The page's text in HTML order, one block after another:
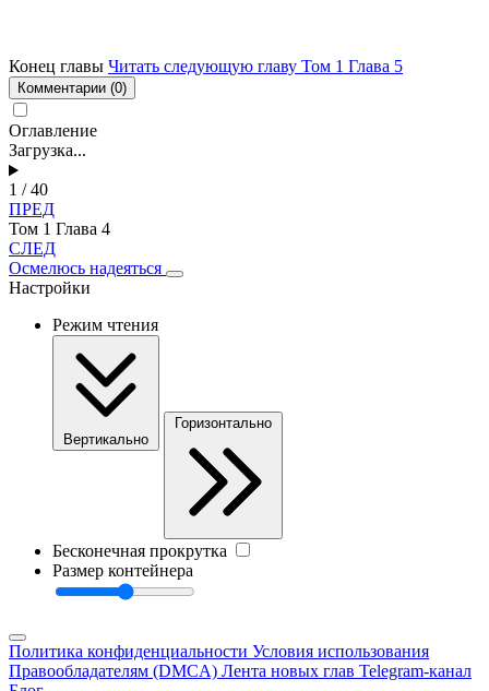
Конец главы Читать следующую главу Том 1 Глава 5
Комментарии (0)
Оглавление
Загрузка...
1 / 40
ПРЕД
Том 1 Глава 4
СЛЕД
Осмелюсь надеяться
Настройки
Режим чтения
Вертикально
Горизонтально
Бесконечная прокрутка
Размер контейнера
Политика конфиденциальности Условия использования
Правообладателям (DMCA) Лента новых глав Telegram-канал